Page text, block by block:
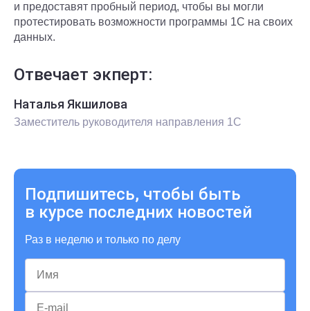
и предоставят пробный период, чтобы вы могли
протестировать возможности программы 1С на своих
данных.
Отвечает экперт:
Наталья Якшилова
Заместитель руководителя направления 1С
Подпишитесь, чтобы быть
в курсе последних новостей
Раз в неделю и только по делу